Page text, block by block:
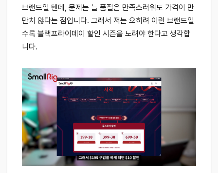
브랜드일 텐데, 문제는 늘 품질은 만족스러워도 가격이 만
만치 않다는 점입니다. 그래서 저는 오히려 이런 브랜드일
수록 블랙프라이데이 할인 시즌을 노려야 한다고 생각합
니다.